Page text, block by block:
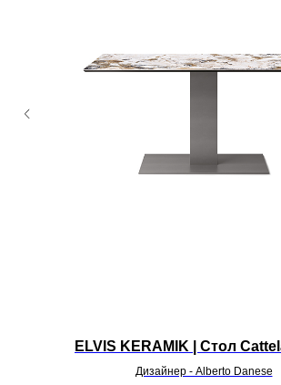
ELVIS KERAMIK | Стол
Дизайнер - Alberto Danese